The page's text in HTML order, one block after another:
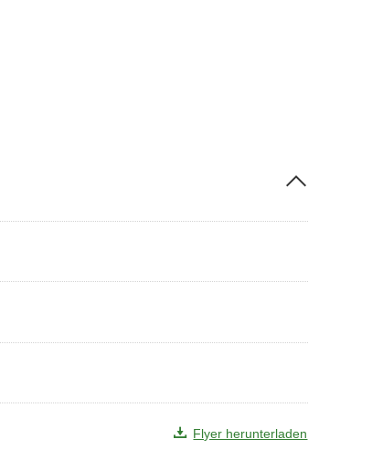
Flyer herunterladen